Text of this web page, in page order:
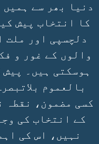
دنیا بھر سے
کا انتخاب پیش
دلچسپی اور ملت
والوں کے غور و
ہوسکتی ہیں۔ پیش
بالعموم
کسی مضمون، نقطہ
کے انتخاب کی
نہیں، اس کی